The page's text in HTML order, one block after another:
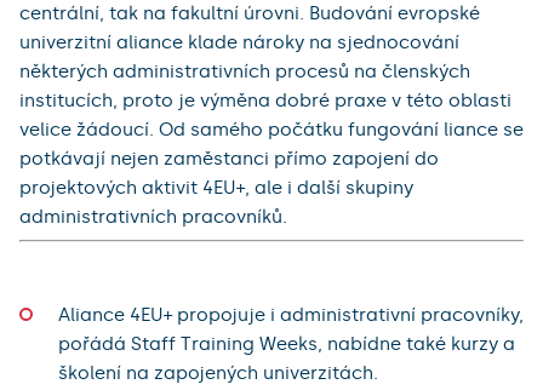
centrální, tak na fakultní úrovni. Budování evropské
univerzitní aliance klade nároky na sjednocování
některých administrativních procesů na členských
institucích, proto je výměna dobré praxe v této oblasti
velice žádoucí. Od samého počátku fungování liance se
potkávají nejen zaměstanci přímo zapojení do
projektových aktivit 4EU+, ale i další skupiny
administrativních pracovníků.
Aliance 4EU+ propojuje i administrativní pracovníky,
pořádá Staff Training Weeks, nabídne také kurzy a
školení na zapojených univerzitách.